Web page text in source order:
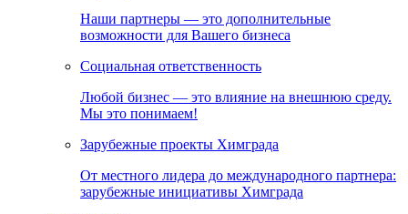
Наши партнеры — это дополнительные
возможности для Вашего бизнеса
Социальная ответственность
Любой бизнес — это влияние на внешнюю среду.
Мы это понимаем!
Зарубежные проекты Химграда
От местного лидера до международного партнера:
зарубежные инициативы Химграда